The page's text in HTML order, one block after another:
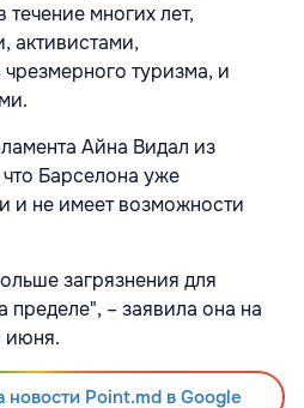
многих лет,
активистами,
туризма, и
Айна Видал из
Барселона уже
и не имеет возможности
загрязнения для
пределе", – заявила она на
июня.
Point.md в Google